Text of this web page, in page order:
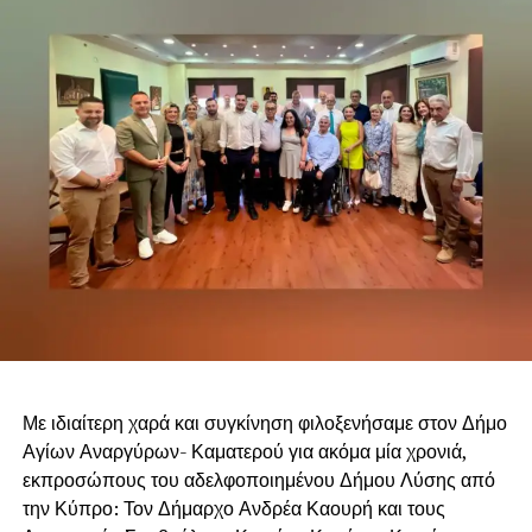
Από έρευνες που πραγματοποιήθηκαν στα
παραπάνω διαμερίσματα, βρέθηκαν μεταξύ άλλων
και κατασχέθηκαν:
πλήρης εξοπλισμός εργαστηρίου υδροπονικής
καλλιέργειας κάνναβης,
-62,28- γραμμ. κοκαΐνης,
-10,43- γραμμ. κάνναβης,
σιδερογροθιά,
μαχαίρι,
Με ιδιαίτερη χαρά και συγκίνηση φιλοξενήσαμε στον Δήμο
Αγίων Αναργύρων- Καματερού για ακόμα μία χρονιά,
εκπροσώπους του αδελφοποιημένου Δήμου Λύσης από
την Κύπρο: Τον Δήμαρχο Ανδρέα Καουρή και τους